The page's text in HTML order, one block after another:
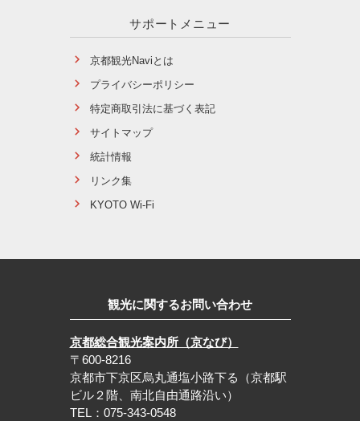
サポートメニュー
京都観光Naviとは
プライバシーポリシー
特定商取引法に基づく表記
サイトマップ
統計情報
リンク集
KYOTO Wi-Fi
観光に関するお問い合わせ
京都総合観光案内所（京なび）
〒600-8216
京都市下京区烏丸通塩小路下る（京都駅
ビル２階、南北自由通路沿い）
TEL：075-343-0548